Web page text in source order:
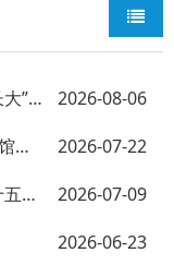
2026-08-06
新疆第一大湖藏在这里！还在逐渐“长大”……
2026-07-22
一图读懂《国有公益性图书馆、美术馆免税进口藏品管理办法》
2026-07-09
文化和旅游部印发《旅游强国建设“十五五”规划》
2026-06-23